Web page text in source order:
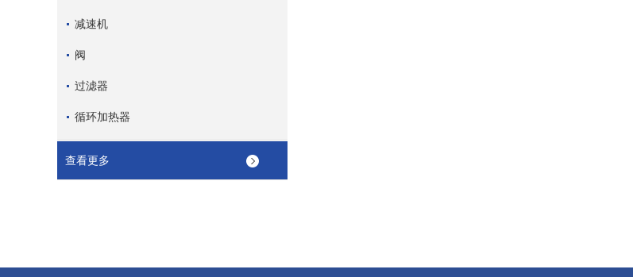
减速机
阀
过滤器
循环加热器
查看更多